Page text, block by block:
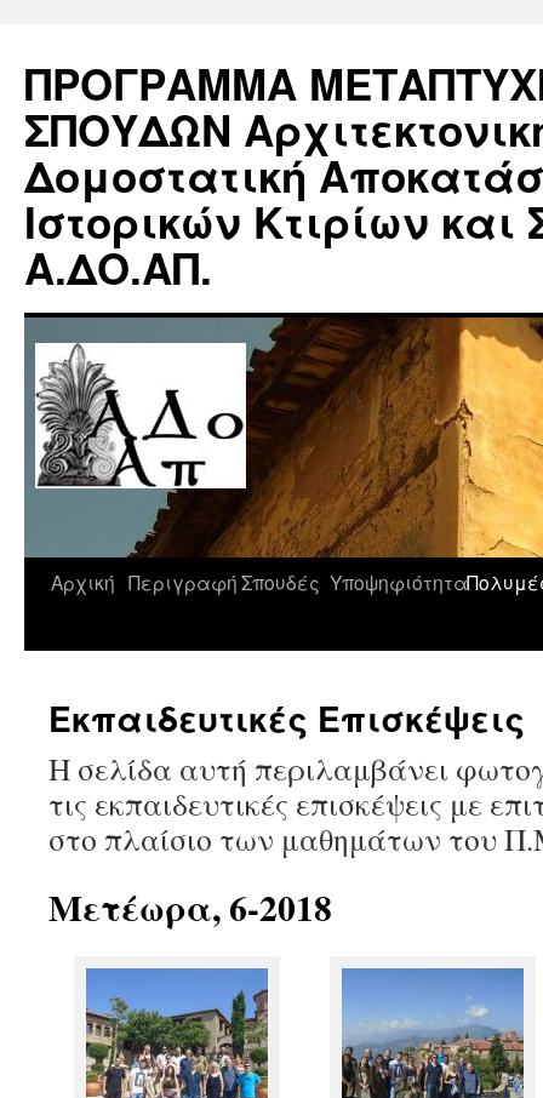
ΠΡΟΓΡΑΜΜΑ
ΣΠΟΥΔΩΝ
Δομοστατική
Ιστορικών Κτιρίων
Α.ΔΟ.ΑΠ.
Μετάβαση
Αρχική ΠεριγραφήΣπουδές Υποψηφιότητα
Εκπαιδευτικές Επισκέψεις
Η σελίδα αυτή περιλαμβάνει
τις εκπαιδευτικές επισκέψεις με
στο πλαίσιο των μαθημάτων του
Μετέωρα, 6-2018